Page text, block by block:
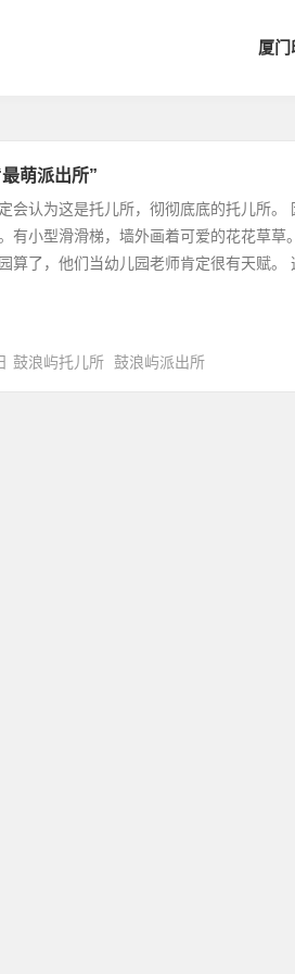
厦门
萌派出所”
会认为这是托儿所，彻彻底底的托儿所。
有小型滑滑梯，墙外画着可爱的花花草草
算了，他们当幼儿园老师肯定很有天赋。
鼓浪屿托儿所 鼓浪屿派出所